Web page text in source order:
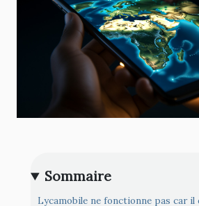
Sommaire
Lycamobile ne fonctionne pas car il